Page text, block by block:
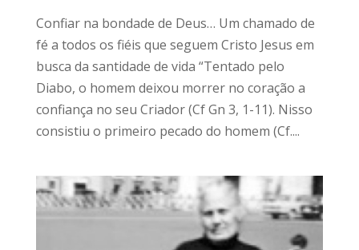
Confiar na bondade de Deus… Um chamado de
fé a todos os fiéis que seguem Cristo Jesus em
busca da santidade de vida “Tentado pelo
Diabo, o homem deixou morrer no coração a
confiança no seu Criador (Cf Gn 3, 1-11). Nisso
consistiu o primeiro pecado do homem (Cf....